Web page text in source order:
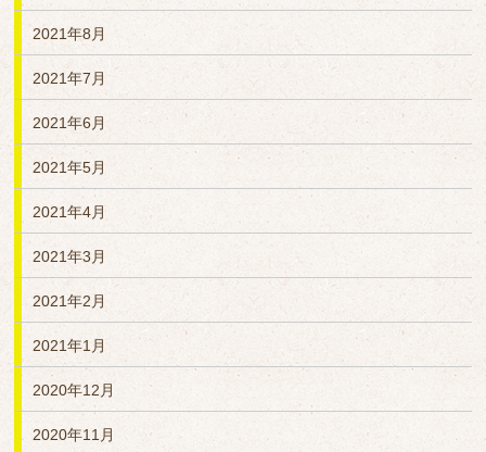
2021年8月
2021年7月
2021年6月
2021年5月
2021年4月
2021年3月
2021年2月
2021年1月
2020年12月
2020年11月